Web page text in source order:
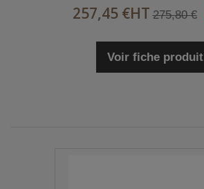
257,45 €HT 275,80 €
Voir fiche produit